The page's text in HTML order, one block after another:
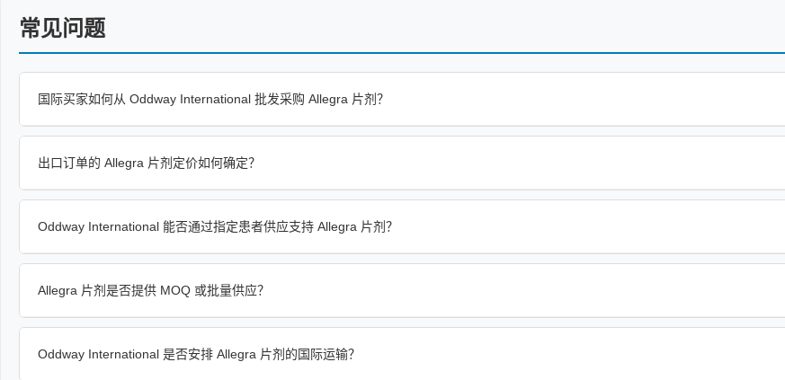
常见问题
国际买家如何从 Oddway International 批发采购 Allegra 片剂？
出口订单的 Allegra 片剂定价如何确定？
Oddway International 能否通过指定患者供应支持 Allegra 片剂？
Allegra 片剂是否提供 MOQ 或批量供应？
Oddway International 是否安排 Allegra 片剂的国际运输？